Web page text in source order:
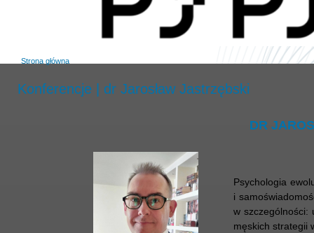
Strona główna
Konferencje | dr Jarosław Jastrzębski
DR
Psychologia
i
w szczególności:
męskich strategii